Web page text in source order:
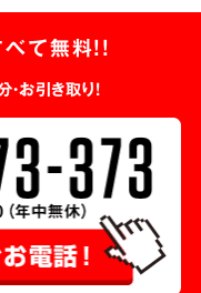
べて無料!!
・お引き取り！